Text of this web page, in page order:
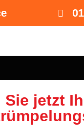
Sie jetzt